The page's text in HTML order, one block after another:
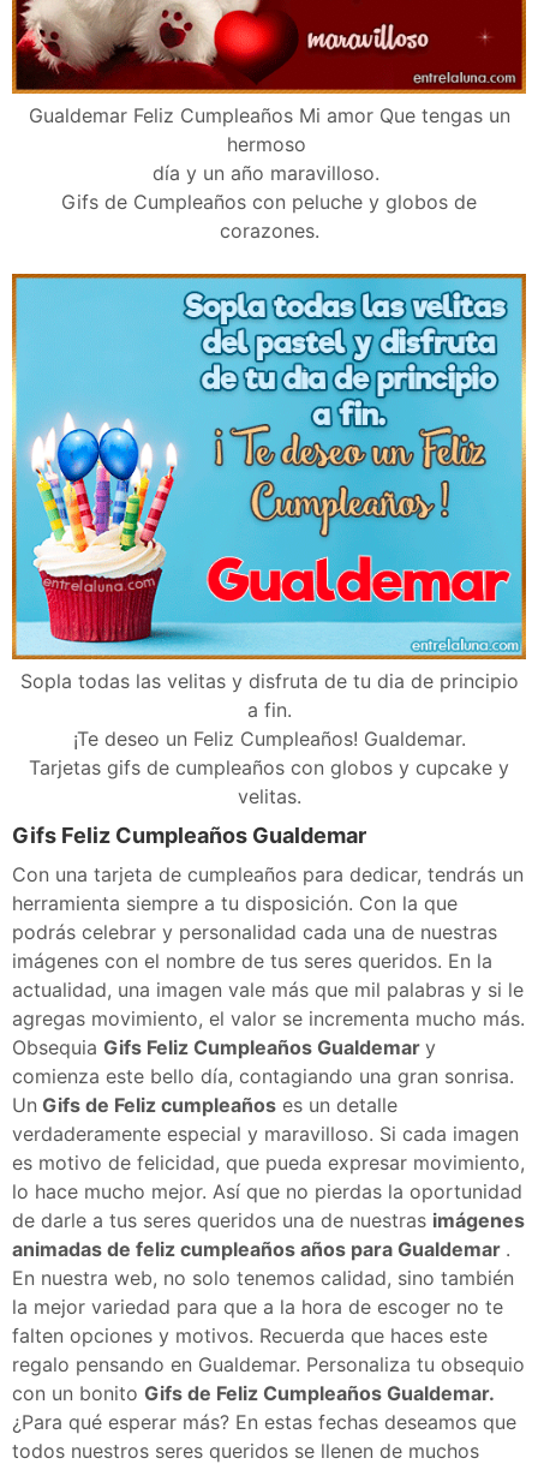
Gualdemar Feliz Cumpleaños Mi amor Que tengas un
hermoso
día y un año maravilloso.
Gifs de Cumpleaños con peluche y globos de
corazones.
Sopla todas las velitas y disfruta de tu dia de principio
a fin.
¡Te deseo un Feliz Cumpleaños! Gualdemar.
Tarjetas gifs de cumpleaños con globos y cupcake y
velitas.
Gifs Feliz Cumpleaños Gualdemar
Con una tarjeta de cumpleaños para dedicar, tendrás un
herramienta siempre a tu disposición. Con la que
podrás celebrar y personalidad cada una de nuestras
imágenes con el nombre de tus seres queridos. En la
actualidad, una imagen vale más que mil palabras y si le
agregas movimiento, el valor se incrementa mucho más.
Obsequia Gifs Feliz Cumpleaños Gualdemar y
comienza este bello día, contagiando una gran sonrisa.
Un Gifs de Feliz cumpleaños es un detalle
verdaderamente especial y maravilloso. Si cada imagen
es motivo de felicidad, que pueda expresar movimiento,
lo hace mucho mejor. Así que no pierdas la oportunidad
de darle a tus seres queridos una de nuestras imágenes
animadas de feliz cumpleaños años para Gualdemar .
En nuestra web, no solo tenemos calidad, sino también
la mejor variedad para que a la hora de escoger no te
falten opciones y motivos. Recuerda que haces este
regalo pensando en Gualdemar. Personaliza tu obsequio
con un bonito Gifs de Feliz Cumpleaños Gualdemar.
¿Para qué esperar más? En estas fechas deseamos que
todos nuestros seres queridos se llenen de muchos